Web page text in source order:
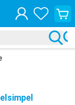
Bekijk
je